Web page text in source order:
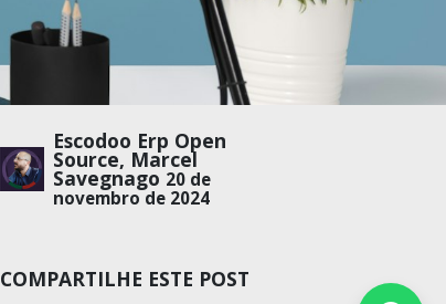
Escodoo Erp Open
Source, Marcel
Savegnago 20 de
novembro de 2024
COMPARTILHE ESTE POST